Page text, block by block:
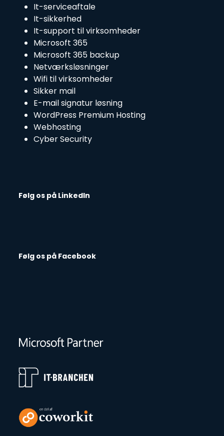
It-serviceaftale
It-sikkerhed
It-support til virksomheder
Microsoft 365
Microsoft 365 backup
Netværksløsninger
Wifi til virksomheder
Sikker mail
E-mail signatur løsning
WordPress Premium Hosting
Webhosting
Cyber Security
Følg os på LinkedIn
Følg os på Facebook